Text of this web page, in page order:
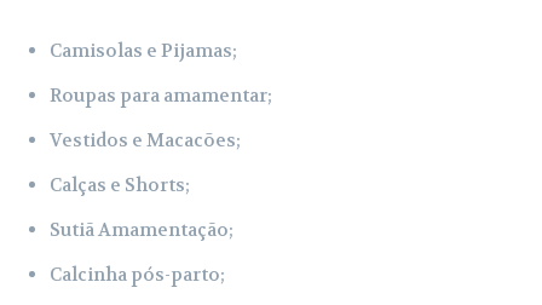
Camisolas e Pijamas;
Roupas para amamentar;
Vestidos e Macacões;
Calças e Shorts;
Sutiã Amamentação;
Calcinha pós-parto;